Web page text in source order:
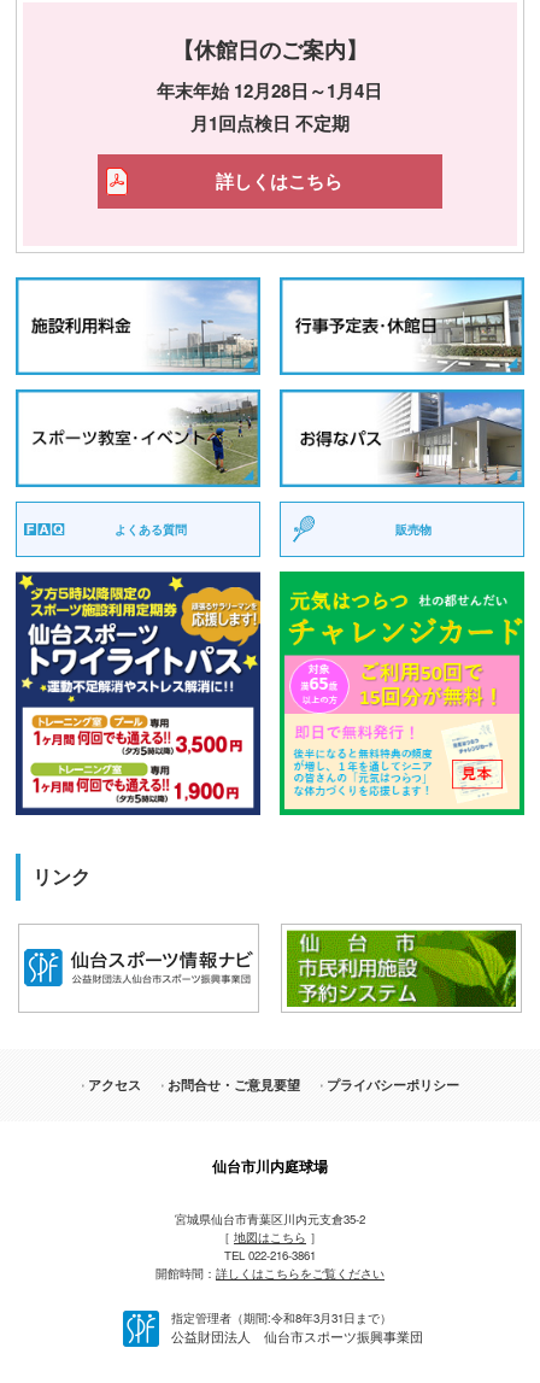
【休館日のご案内】
年末年始 12月28日～1月4日
月1回点検日 不定期
詳しくはこちら
よくある質問 販売物
リンク
アクセス お問合せ・ご意見要望 プライバシーポリシー
仙台市川内庭球場
宮城県仙台市青葉区川内元支倉35-2
［ 地図はこちら ］
TEL 022-216-3861
開館時間： 詳しくはこちらをご覧ください
指定管理者（期間:令和8年3月31日まで）
公益財団法人 仙台市スポーツ振興事業団